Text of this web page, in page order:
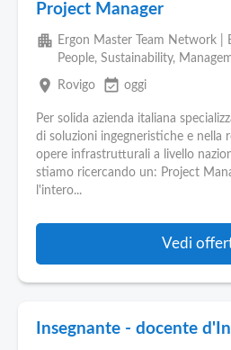
Project Manager
apartment Ergon Master Team Network |
People, Sustainability,
place Rovigo event_available oggi
Per solida azienda italiana
di soluzioni ingegneristiche e nella
opere infrastrutturali a livello
stiamo ricercando un: Project
l'intero...
Vedi
Insegnante - docente